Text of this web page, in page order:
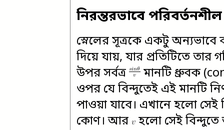
নিরন্তরভাবে
স্নেলের সূত্রকে একটু
দিয়ে যায়, যার প্রতিটিতে
উপর সর্বত্র
মানটি ধ্রুবক
ওপর যে বিন্দুতেই এই মানটি
পাওয়া যাবে। এখানে হলো সেই
কোণ। আর
হলো সেই